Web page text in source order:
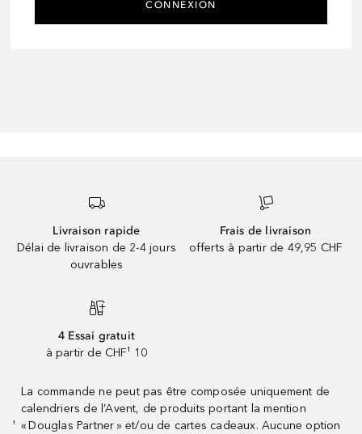
CONNEXION
Livraison rapide
Délai de livraison de 2-4 jours
ouvrables
Frais de livraison
offerts à partir de 49,95 CHF
4 Essai gratuit
à partir de CHF¹ 10
¹
La commande ne peut pas être composée uniquement de
calendriers de l’Avent, de produits portant la mention
« Douglas Partner » et/ou de cartes cadeaux. Aucune option